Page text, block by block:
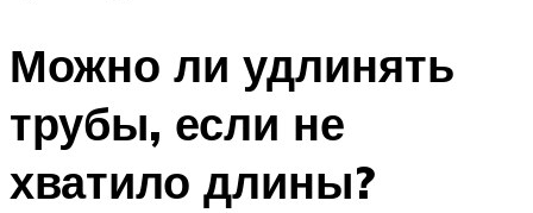
Можно ли удлинять
трубы, если не
хватило длины?